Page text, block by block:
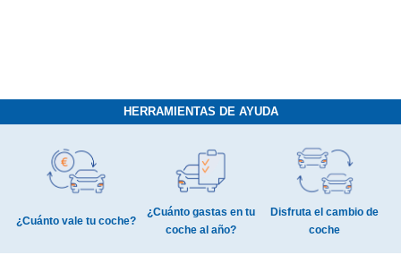
HERRAMIENTAS DE AYUDA
¿Cuánto vale tu coche?
¿Cuánto gastas en tu
coche al año?
Disfruta el cambio de
coche